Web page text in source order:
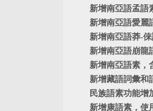
新增南亞語孟語
新增南亞語愛麗
新增南亞語莽-倈
新增南亞語崩龍
新增南亞語素，
新增藏語詞彙和
民族語素功能
新增康語素，使